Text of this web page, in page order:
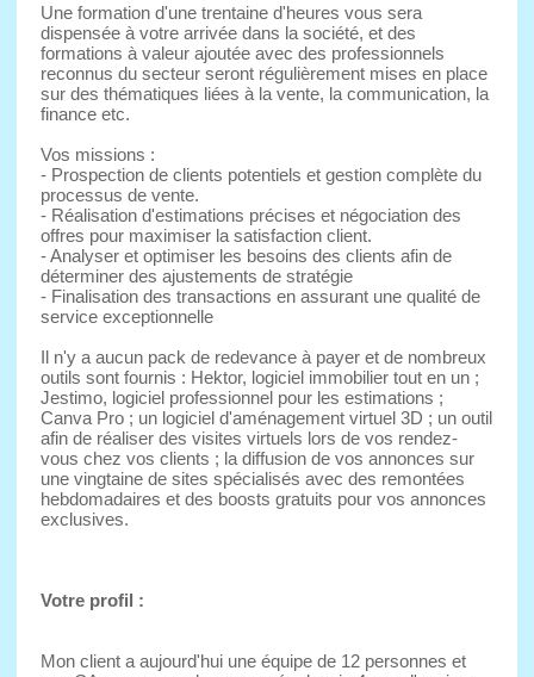
Une formation d'une trentaine d'heures vous sera
dispensée à votre arrivée dans la société, et des
formations à valeur ajoutée avec des professionnels
reconnus du secteur seront régulièrement mises en place
sur des thématiques liées à la vente, la communication, la
finance etc.
Vos missions :
- Prospection de clients potentiels et gestion complète du
processus de vente.
- Réalisation d'estimations précises et négociation des
offres pour maximiser la satisfaction client.
- Analyser et optimiser les besoins des clients afin de
déterminer des ajustements de stratégie
- Finalisation des transactions en assurant une qualité de
service exceptionnelle
Il n'y a aucun pack de redevance à payer et de nombreux
outils sont fournis : Hektor, logiciel immobilier tout en un ;
Jestimo, logiciel professionnel pour les estimations ;
Canva Pro ; un logiciel d'aménagement virtuel 3D ; un outil
afin de réaliser des visites virtuels lors de vos rendez-
vous chez vos clients ; la diffusion de vos annonces sur
une vingtaine de sites spécialisés avec des remontées
hebdomadaires et des boosts gratuits pour vos annonces
exclusives.
Votre profil :
Mon client a aujourd'hui une équipe de 12 personnes et